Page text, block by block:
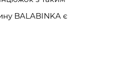
BALABINKA є